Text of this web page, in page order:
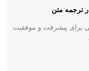
ترجمه متن
برای پیشرفت و موفقیت